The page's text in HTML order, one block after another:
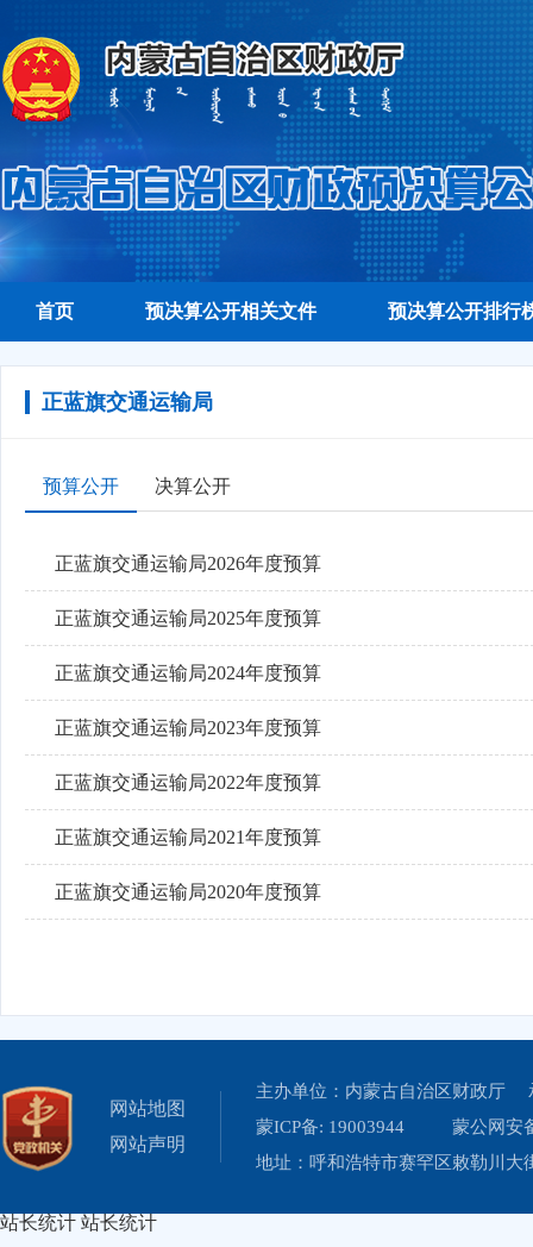
首页 预决算公开相关文件 预决算公开排行
正蓝旗交通运输局
预算公开 决算公开
正蓝旗交通运输局2026年度预算
正蓝旗交通运输局2025年度预算
正蓝旗交通运输局2024年度预算
正蓝旗交通运输局2023年度预算
正蓝旗交通运输局2022年度预算
正蓝旗交通运输局2021年度预算
正蓝旗交通运输局2020年度预算
网站地图
网站声明
主办单位：内蒙古自治区财政厅
蒙ICP备: 19003944
蒙公网安
地址：呼和浩特市赛罕区敕勒川
站长统计 站长统计